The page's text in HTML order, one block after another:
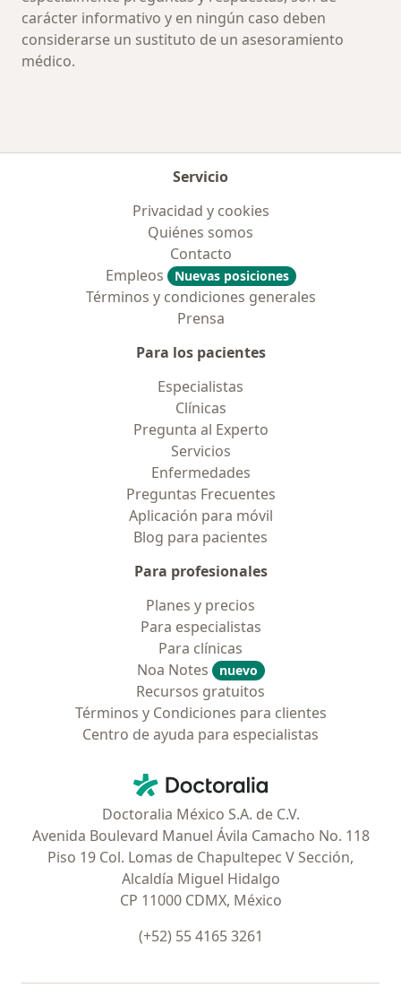
carácter informativo y en ningún caso deben
considerarse un sustituto de un asesoramiento
médico.
Servicio
Privacidad y cookies
Quiénes somos
Contacto
Empleos
Nuevas posiciones
Términos y condiciones generales
Prensa
Para los pacientes
Especialistas
Clínicas
Pregunta al Experto
Servicios
Enfermedades
Preguntas Frecuentes
Aplicación para móvil
Blog para pacientes
Para profesionales
Planes y precios
Para especialistas
Para clínicas
Noa Notes
nuevo
Recursos gratuitos
Términos y Condiciones para clientes
Centro de ayuda para especialistas
Doctoralia - Página de inicio
Doctoralia México S.A. de C.V.
Avenida Boulevard Manuel Ávila Camacho No. 118
Piso 19 Col. Lomas de Chapultepec V Sección,
Alcaldía Miguel Hidalgo
CP 11000 CDMX, México
(+52) 55 4165 3261